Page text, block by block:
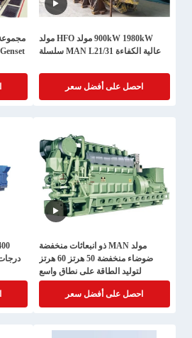
900kW 1980kW مولد HFO مولد
عالية الكفاءة MAN L21/31 سلسلة
احصل على أفضل سعر
مولد MAN ذو انبعاثات منخفضة
ضوضاء منخفضة 50 هرتز 60 هرتز
لتوليد الطاقة على نطاق واسع
احصل على أفضل سعر